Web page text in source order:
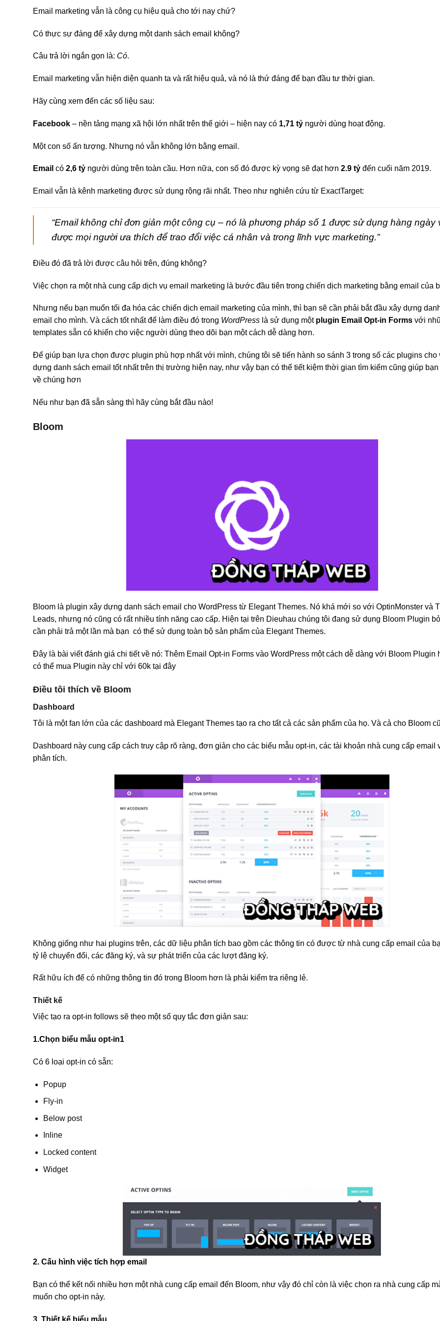
Email marketing vẫn là công cụ hiệu quả cho tới nay chứ?
Có thực sự đáng để xây dựng một danh sách email không?
Câu trả lời ngắn gọn là: Có.
Email marketing vẫn hiện diện quanh ta và rất hiệu quả, và nó là thứ đáng để bạn đầu tư thời gian.
Hãy cùng xem đến các số liệu sau:
Facebook – nền tảng mạng xã hội lớn nhất trên thế giới – hiện nay có 1,71 tỷ người dùng hoạt động.
Một con số ấn tượng. Nhưng nó vẫn không lớn bằng email.
Email có 2,6 tỷ người dùng trên toàn cầu. Hơn nữa, con số đó được kỳ vọng sẽ đạt hơn 2.9 tỷ đến cuối năm 2019.
Email vẫn là kênh marketing được sử dụng rộng rãi nhất. Theo như nghiên cứu từ ExactTarget:
“Email không chỉ đơn giản một công cụ – nó là phương pháp số 1 được sử dụng hàng ngày
được mọi người ưa thích để trao đổi việc cá nhân và trong lĩnh vực marketing.”
Điều đó đã trả lời được câu hỏi trên, đúng không?
Việc chọn ra một nhà cung cấp dịch vụ email marketing là bước đầu tiên trong chiến dịch marketing bằng email của
Nhưng nếu bạn muốn tối đa hóa các chiến dịch email marketing của mình, thì bạn sẽ cần phải bắt đầu xây dựng
email cho mình. Và cách tốt nhất để làm điều đó trong WordPress là sử dụng một plugin Email Opt-in Forms với
templates sẵn có khiến cho việc người dùng theo dõi bạn một cách dễ dàng hơn.
Để giúp bạn lựa chọn được plugin phù hợp nhất với mình, chúng tôi sẽ tiến hành so sánh 3 trong số các plugins cho
dựng danh sách email tốt nhất trên thị trường hiện nay, như vậy bạn có thể tiết kiệm thời gian tìm kiếm cũng giúp
về chúng hơn
Nếu như bạn đã sẵn sàng thì hãy cùng bắt đầu nào!
Bloom
Bloom là plugin xây dựng danh sách email cho WordPress từ Elegant Themes. Nó khá mới so với OptinMonster và
Leads, nhưng nó cũng có rất nhiều tính năng cao cấp. Hiện tại trên Dieuhau chúng tôi đang sử dụng Bloom Plugin
cần phải trả một lần mà bạn có thể sử dụng toàn bộ sản phẩm của Elegant Themes.
Đây là bài viết đánh giá chi tiết về nó: Thêm Email Opt-in Forms vào WordPress một cách dễ dàng với Bloom Plugin
có thể mua Plugin này chỉ với 60k tại đây
Điều tôi thích về Bloom
Dashboard
Tôi là một fan lớn của các dashboard mà Elegant Themes tạo ra cho tất cả các sản phẩm của họ. Và cả cho Bloom
Dashboard này cung cấp cách truy cập rõ ràng, đơn giản cho các biểu mẫu opt-in, các tài khoản nhà cung cấp email
phân tích.
Không giống như hai plugins trên, các dữ liệu phân tích bao gồm các thông tin có được từ nhà cung cấp email của
tỷ lệ chuyển đổi, các đăng ký, và sự phát triển của các lượt đăng ký.
Rất hữu ích để có những thông tin đó trong Bloom hơn là phải kiểm tra riêng lẻ.
Thiết kế
Việc tạo ra opt-in follows sẽ theo một số quy tắc đơn giản sau:
1.Chọn biểu mẫu opt-in1
Có 6 loại opt-in có sẵn:
Popup
Fly-in
Below post
Inline
Locked content
Widget
2. Cấu hình việc tích hợp email
Bạn có thể kết nối nhiều hơn một nhà cung cấp email đến Bloom, như vậy đó chỉ còn là việc chọn ra nhà cung cấp
muốn cho opt-in này.
3. Thiết kế biểu mẫu